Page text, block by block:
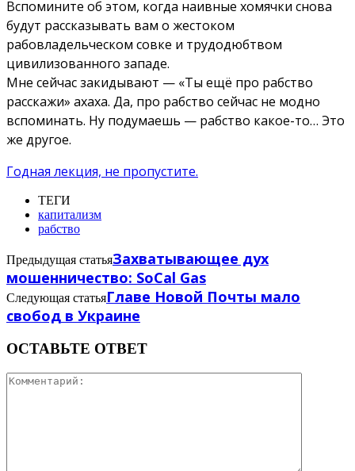
Вспомините об этом, когда наивные хомячки снова
будут рассказывать вам о жестоком
рабовладельческом совке и трудодюбтвом
цивилизованного западе.
Мне сейчас закидывают — «Ты ещё про рабство
расскажи» ахаха. Да, про рабство сейчас не модно
вспоминать. Ну подумаешь — рабство какое-то… Это
же другое.
Годная лекция, не пропустите.
ТЕГИ
капитализм
рабство
Предыдущая статьяЗахватывающее дух
мошенничество: SoCal Gas
Следующая статьяГлаве Новой Почты мало
свобод в Украине
ОСТАВЬТЕ ОТВЕТ